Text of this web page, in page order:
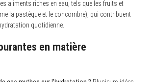
aliments riches en eau, tels que les fruits et
la pastèque et le concombre), qui contribuent
quotidienne.
en matière